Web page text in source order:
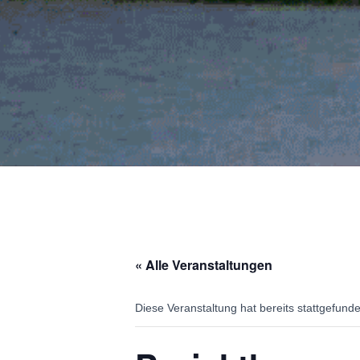
« Alle Veranstaltungen
Diese Veranstaltung hat bereits